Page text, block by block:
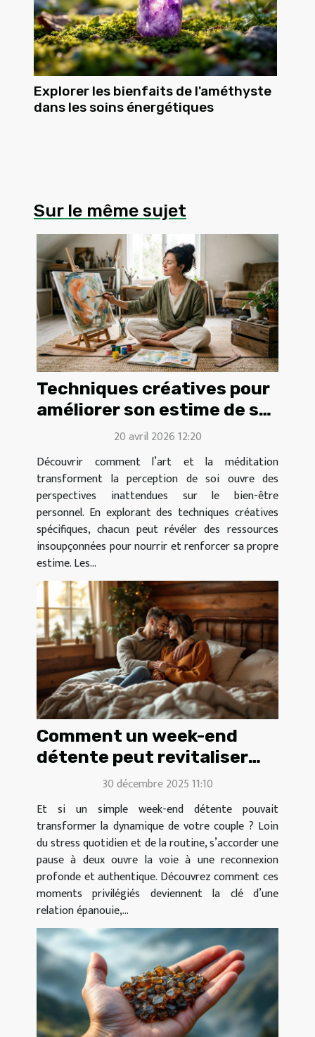
Explorer les bienfaits de l'améthyste
dans les soins énergétiques
Sur le même sujet
Techniques créatives pour
améliorer son estime de soi
à travers l'art et la
méditation
20 avril 2026 12:20
Découvrir comment l’art et la méditation
transforment la perception de soi ouvre des
perspectives inattendues sur le bien-être
personnel. En explorant des techniques créatives
spécifiques, chacun peut révéler des ressources
insoupçonnées pour nourrir et renforcer sa propre
estime. Les...
Comment un week-end
détente peut revitaliser
votre couple ?
30 décembre 2025 11:10
Et si un simple week-end détente pouvait
transformer la dynamique de votre couple ? Loin
du stress quotidien et de la routine, s’accorder une
pause à deux ouvre la voie à une reconnexion
profonde et authentique. Découvrez comment ces
moments privilégiés deviennent la clé d’une
relation épanouie,...